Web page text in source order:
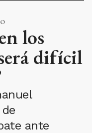
los
difícil
ante